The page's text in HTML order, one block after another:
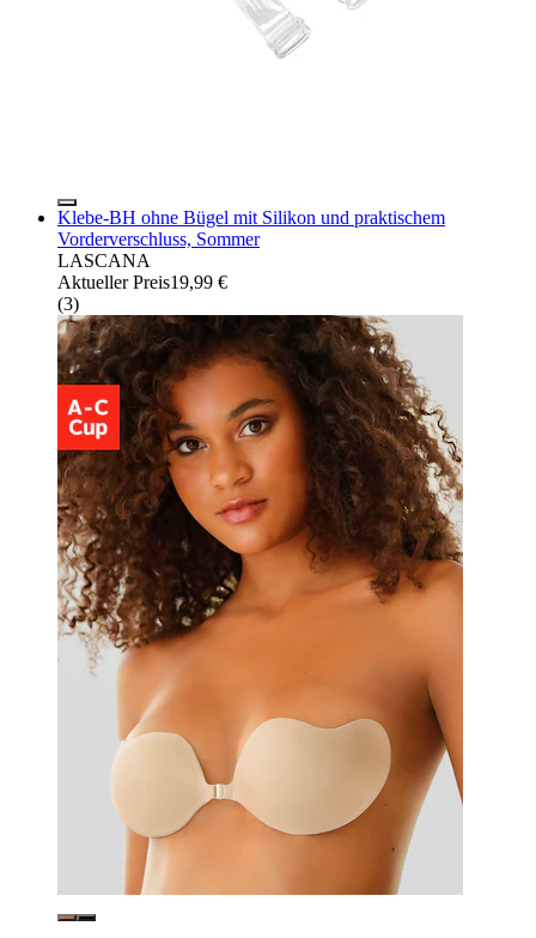
Klebe-BH ohne Bügel mit Silikon und praktischem
Vorderverschluss, Sommer
LASCANA
Aktueller Preis19,99 €
(3)